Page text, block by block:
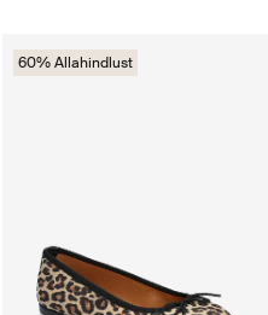
60% Allahindlust